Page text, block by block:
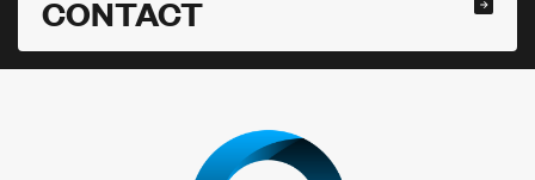
CONTACT